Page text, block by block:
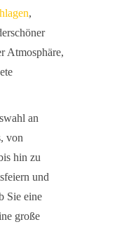
,
Atmosphäre,
an
von
hin zu
und
Sie eine
große